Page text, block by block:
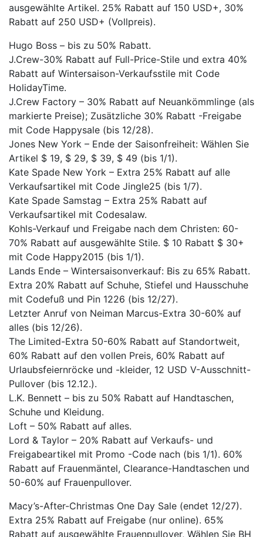
ausgewählte Artikel. 25% Rabatt auf 150 USD+, 30%
Rabatt auf 250 USD+ (Vollpreis).
Hugo Boss – bis zu 50% Rabatt.
J.Crew-30% Rabatt auf Full-Price-Stile und extra 40%
Rabatt auf Wintersaison-Verkaufsstile mit Code
HolidayTime.
J.Crew Factory – 30% Rabatt auf Neuankömmlinge (als
markierte Preise); Zusätzliche 30% Rabatt -Freigabe
mit Code Happysale (bis 12/28).
Jones New York – Ende der Saisonfreiheit: Wählen Sie
Artikel $ 19, $ 29, $ 39, $ 49 (bis 1/1).
Kate Spade New York – Extra 25% Rabatt auf alle
Verkaufsartikel mit Code Jingle25 (bis 1/7).
Kate Spade Samstag – Extra 25% Rabatt auf
Verkaufsartikel mit Codesalaw.
Kohls-Verkauf und Freigabe nach dem Christen: 60-
70% Rabatt auf ausgewählte Stile. $ 10 Rabatt $ 30+
mit Code Happy2015 (bis 1/1).
Lands Ende – Wintersaisonverkauf: Bis zu 65% Rabatt.
Extra 20% Rabatt auf Schuhe, Stiefel und Hausschuhe
mit Codefuß und Pin 1226 (bis 12/27).
Letzter Anruf von Neiman Marcus-Extra 30-60% auf
alles (bis 12/26).
The Limited-Extra 50-60% Rabatt auf Standortweit,
60% Rabatt auf den vollen Preis, 60% Rabatt auf
Urlaubsfeiernröcke und -kleider, 12 USD V-Ausschnitt-
Pullover (bis 12.12.).
L.K. Bennett – bis zu 50% Rabatt auf Handtaschen,
Schuhe und Kleidung.
Loft – 50% Rabatt auf alles.
Lord & Taylor – 20% Rabatt auf Verkaufs- und
Freigabeartikel mit Promo -Code nach (bis 1/1). 60%
Rabatt auf Frauenmäntel, Clearance-Handtaschen und
50-60% auf Frauenpullover.
Macy’s-After-Christmas One Day Sale (endet 12/27).
Extra 25% Rabatt auf Freigabe (nur online). 65%
Rabatt auf ausgewählte Frauenpullover, Wählen Sie BH